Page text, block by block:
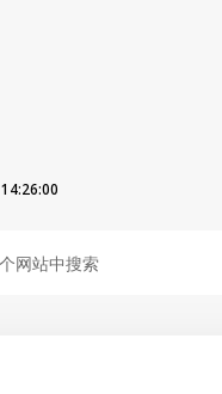
14:26:01